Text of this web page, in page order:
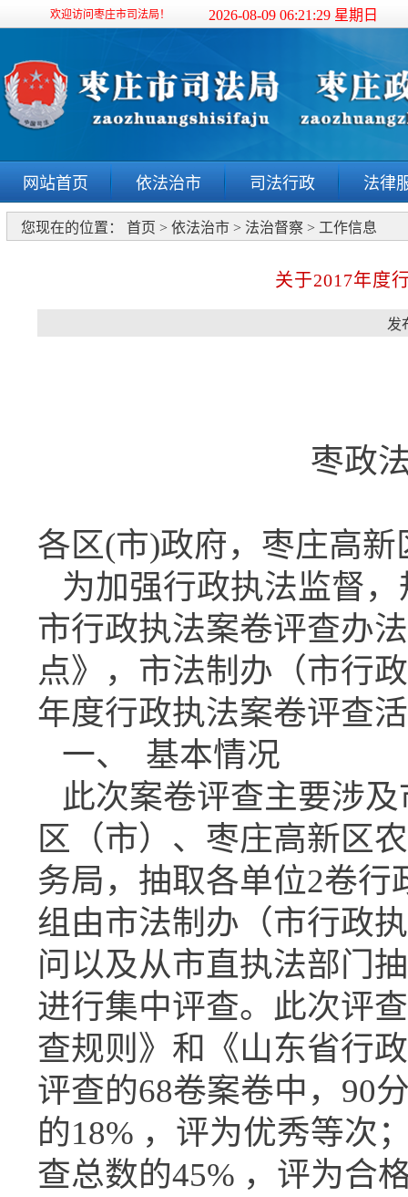
欢迎访问枣庄市司法局！ 2026-08-09 06:21:30 星期日
网站首页 依法治市 司法行政 法律
您现在的位置： 首页 > 依法治市 > 法治督察 > 工作信息
关于2017年度
发
枣政
各区(市)政府，枣庄高
为加强行政执法监督
市行政执法案卷评查办
点》，市法制办（市行
年度行政执法案卷评查
一、 基本情况
此次案卷评查主要涉
区（市）、枣庄高新区
务局，抽取各单位2卷行
组由市法制办（市行政
问以及从市直执法部门
进行集中评查。此次评
查规则》和《山东省行
评查的68卷案卷中，90
的18% ，评为优秀等次
查总数的45% ，评为合